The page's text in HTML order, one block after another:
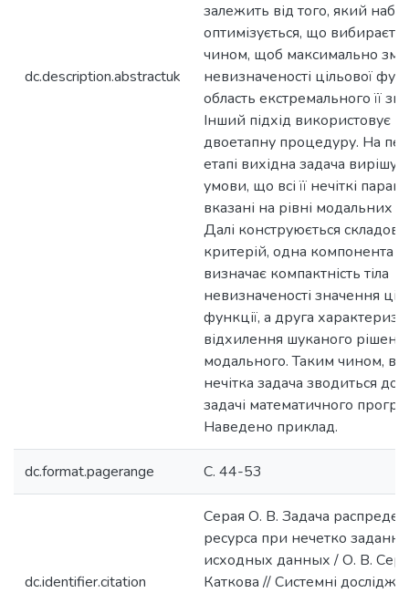
dc.description.abstractuk
залежить від того, який набір
оптимізується, що
чином, щоб максимально
невизначеності цільової
область екстремального її
Інший підхід використовує
двоетапну процедуру. На
етапі вихідна задача
умови, що всі її нечіткі
вказані на рівні модальних
Далі конструюється
критерій, одна компонента
визначає компактність тіла
невизначеності значення
функції, а друга
відхилення шуканого
модального. Таким чином,
нечітка задача зводиться до
задачі математичного
Наведено приклад.
dc.format.pagerange C. 44-53
dc.identifier.citation
Серая О. В. Задача
ресурса при нечетко
исходных данных / О. В.
Каткова // Системні